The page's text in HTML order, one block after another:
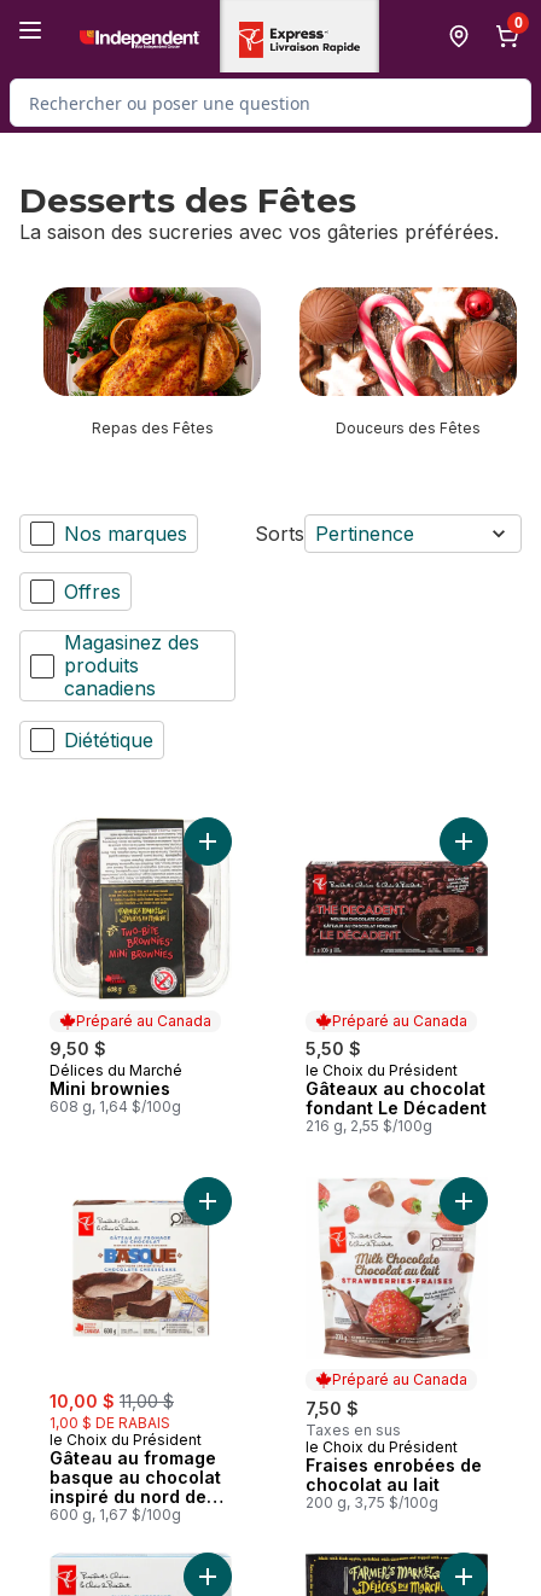
0
Rechercher des produits
Desserts des Fêtes
La saison des sucreries avec vos gâteries préférées.
sauter Desserts des Fêtes
Repas des Fêtes Douceurs des Fêtes
Nos marques
Offres
Magasinez des
produits
canadiens
Diététique
Sorts Pertinence
Préparé au Canada
9,50 $
Préparé au Canada
Délices du Marché
Mini brownies
608 g, 1,64 $/100g
Ajouter Mini brownies au panier
Préparé au Canada
5,50 $
Préparé au Canada
le Choix du Président
Gâteaux au chocolat
fondant Le Décadent
216 g, 2,55 $/100g
Ajouter
sale:
10,00 $ , formerly:
11,00 $
1,00 $ DE RABAIS
le Choix du Président
Gâteau au fromage
basque au chocolat
inspiré du nord de
l’Espagne
600 g, 1,67 $/100g
Ajouter Gâteau au fromage basque au
Préparé au Canada
7,50 $
Taxes en sus
Préparé au Canada
le Choix du Président
Fraises enrobées de
chocolat au lait
200 g, 3,75 $/100g
Ajouter
Ajouter Sélection de gâteaux au fromage
Ajouter